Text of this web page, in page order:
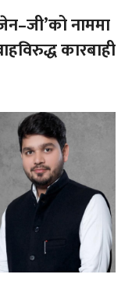
नाममा
कारबाही